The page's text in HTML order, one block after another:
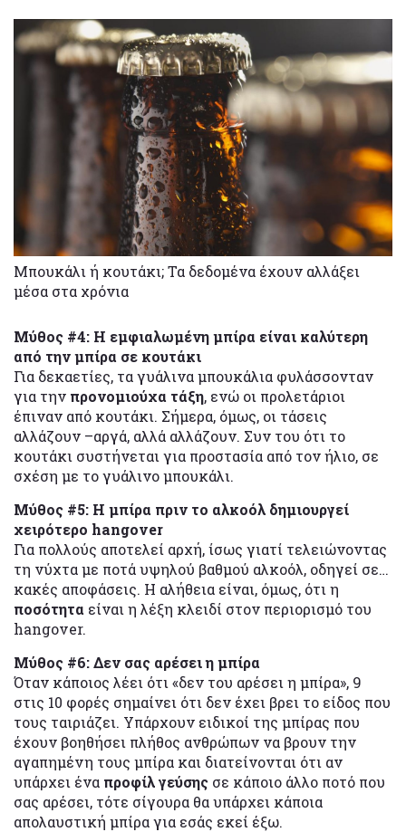
Μπουκάλι ή κουτάκι; Τα δεδομένα έχουν αλλάξει
μέσα στα χρόνια
Μύθος #4: Η εμφιαλωμένη μπίρα είναι καλύτερη
από την μπίρα σε κουτάκι
Για δεκαετίες, τα γυάλινα μπουκάλια φυλάσσονταν
για την προνομιούχα τάξη, ενώ οι προλετάριοι
έπιναν από κουτάκι. Σήμερα, όμως, οι τάσεις
αλλάζουν –αργά, αλλά αλλάζουν. Συν του ότι το
κουτάκι συστήνεται για προστασία από τον ήλιο, σε
σχέση με το γυάλινο μπουκάλι.
Μύθος #5: H μπίρα πριν το αλκοόλ δημιουργεί
χειρότερο hangover
Για πολλούς αποτελεί αρχή, ίσως γιατί τελειώνοντας
τη νύχτα με ποτά υψηλού βαθμού αλκοόλ, οδηγεί σε…
κακές αποφάσεις. Η αλήθεια είναι, όμως, ότι η
ποσότητα είναι η λέξη κλειδί στον περιορισμό του
hangover.
Μύθος #6: Δεν σας αρέσει η μπίρα
Όταν κάποιος λέει ότι «δεν του αρέσει η μπίρα», 9
στις 10 φορές σημαίνει ότι δεν έχει βρει το είδος που
τους ταιριάζει. Υπάρχουν ειδικοί της μπίρας που
έχουν βοηθήσει πλήθος ανθρώπων να βρουν την
αγαπημένη τους μπίρα και διατείνονται ότι αν
υπάρχει ένα προφίλ γεύσης σε κάποιο άλλο ποτό που
σας αρέσει, τότε σίγουρα θα υπάρχει κάποια
απολαυστική μπίρα για εσάς εκεί έξω.